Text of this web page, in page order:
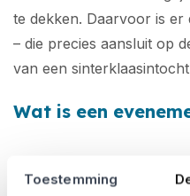
Toestemming
te dekken. Daarvoor is er
– die precies aansluit op
van een
Wat is een
voor annulering, schade